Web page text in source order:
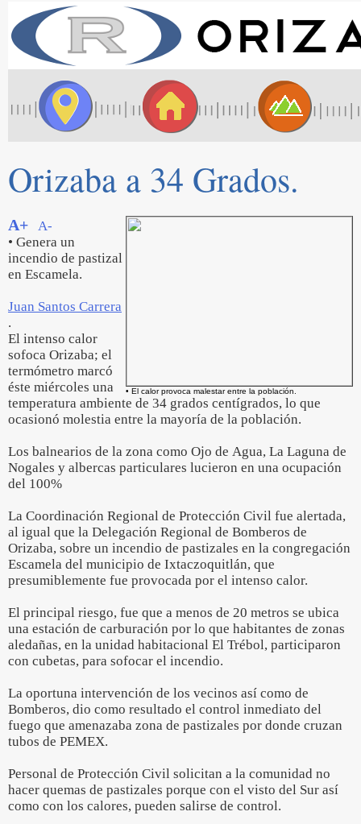
Orizaba a 34 Grados.
• El calor provoca malestar entre la población.
A+
A-
• Genera un
incendio de pastizal
en Escamela.
Juan Santos Carrera
.
El intenso calor
sofoca Orizaba; el
termómetro marcó
éste miércoles una
temperatura ambiente de 34 grados centígrados, lo que
ocasionó molestia entre la mayoría de la población.
Los balnearios de la zona como Ojo de Agua, La Laguna de
Nogales y albercas particulares lucieron en una ocupación
del 100%
La Coordinación Regional de Protección Civil fue alertada,
al igual que la Delegación Regional de Bomberos de
Orizaba, sobre un incendio de pastizales en la congregación
Escamela del municipio de Ixtaczoquitlán, que
presumiblemente fue provocada por el intenso calor.
El principal riesgo, fue que a menos de 20 metros se ubica
una estación de carburación por lo que habitantes de zonas
aledañas, en la unidad habitacional El Trébol, participaron
con cubetas, para sofocar el incendio.
La oportuna intervención de los vecinos así como de
Bomberos, dio como resultado el control inmediato del
fuego que amenazaba zona de pastizales por donde cruzan
tubos de PEMEX.
Personal de Protección Civil solicitan a la comunidad no
hacer quemas de pastizales porque con el visto del Sur así
como con los calores, pueden salirse de control.